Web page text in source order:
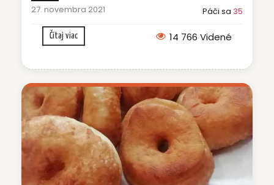
27. novembra 2021 Páči sa 35
Čítaj viac 14 766 Videné